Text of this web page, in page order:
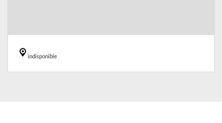
indisponible